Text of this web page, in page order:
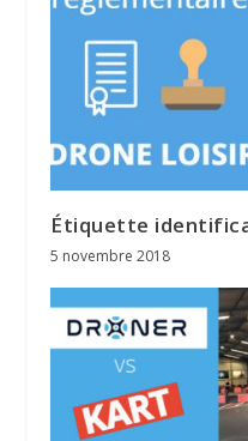
Étiquette
5 novembre 2018